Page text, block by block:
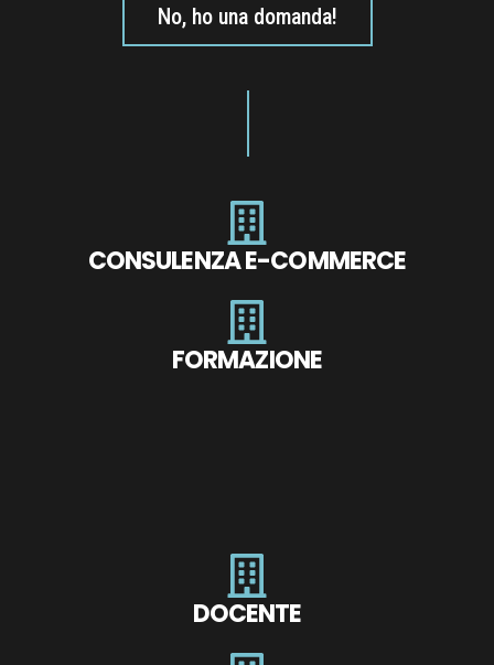
No, ho una domanda!
CONSULENZA E-COMMERCE
FORMAZIONE
DOCENTE